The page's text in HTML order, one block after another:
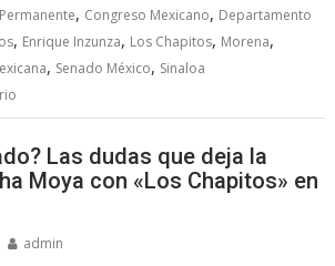
, Congreso Mexicano, Departamento
, Enrique Inzunza, Los Chapitos, Morena,
, Senado México, Sinaloa
Las dudas que deja la
Moya con «Los Chapitos» en
admin